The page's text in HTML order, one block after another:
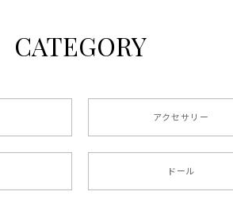
CATEGORY
アクセサリー
ドール